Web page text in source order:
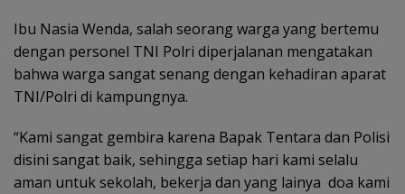
Ibu Nasia Wenda, salah seorang warga yang bertemu
dengan personel TNI Polri diperjalanan mengatakan
bahwa warga sangat senang dengan kehadiran aparat
TNI/Polri di kampungnya.
“Kami sangat gembira karena Bapak Tentara dan Polisi
disini sangat baik, sehingga setiap hari kami selalu
aman untuk sekolah, bekerja dan yang lainya doa kami